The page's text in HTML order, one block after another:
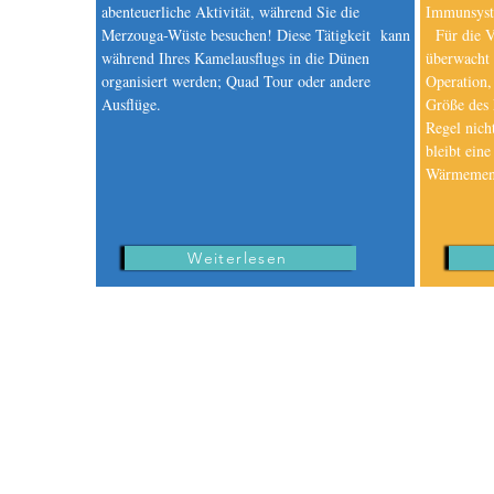
abenteuerliche Aktivität, während Sie die
Merzouga-Wüste besuchen! Diese Tätigkeit kann
während Ihres Kamelausflugs in die Dünen
organisiert werden; Quad Tour oder andere
Ausflüge.
Weiterlesen
Für die
Größe
Regel
bleibt